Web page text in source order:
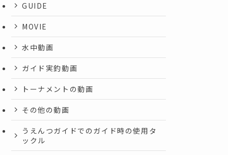
GUIDE
MOVIE
水中動画
ガイド実釣動画
トーナメントの動画
その他の動画
うえんつガイドでのガイド時の使用タ
ックル